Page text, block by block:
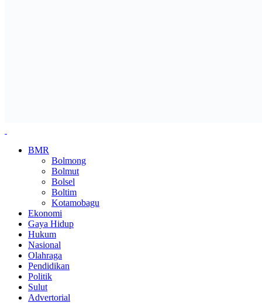
BMR
Bolmong
Bolmut
Bolsel
Boltim
Kotamobagu
Ekonomi
Gaya Hidup
Hukum
Nasional
Olahraga
Pendidikan
Politik
Sulut
Advertorial